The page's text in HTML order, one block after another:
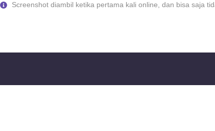
Screenshot diambil ketika pertama kali online, dan bisa saja